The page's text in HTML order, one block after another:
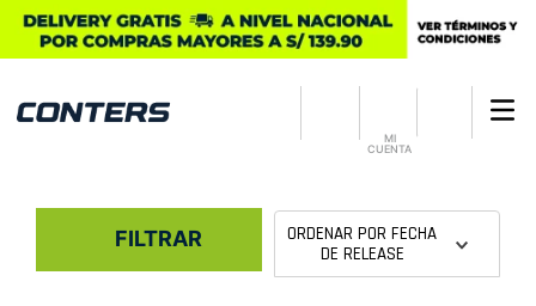
MI
CUENTA
FILTRAR ORDENAR POR FECHA
DE RELEASE